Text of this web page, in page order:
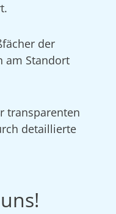
der
am Standort
transparenten
detaillierte